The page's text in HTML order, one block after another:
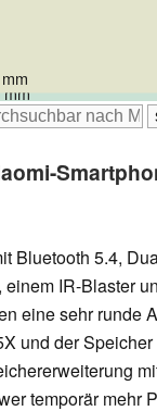
mm
Bluetooth 5.4,
IR-Blaster
eine sehr runde
und der
temporär mehr